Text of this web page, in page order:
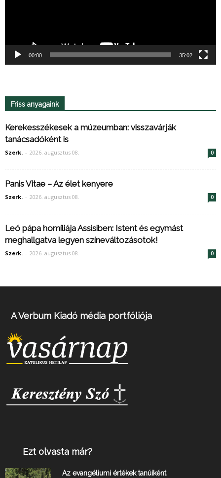
00:00 35:02
Friss anyagaink
Kerekesszékesek a múzeumban: visszavárják
tanácsadóként is
Szerk. - 2026. augusztus 08. 0
Panis Vitae – Az élet kenyere
Szerk. - 2026. augusztus 08. 0
Leó pápa homíliája Assisiben: Istent és egymást
meghallgatva legyen színeváltozásotok!
Szerk. - 2026. augusztus 08. 0
A Verbum Kiadó média portfóliója
Ezt olvasta már?
Az evangéliumi értékek tanúiként